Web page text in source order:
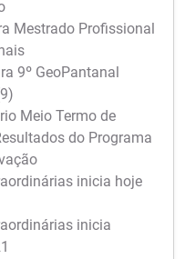
Mestrado Profissional
9º GeoPantanal
Meio Termo de
do Programa
inicia hoje
inicia